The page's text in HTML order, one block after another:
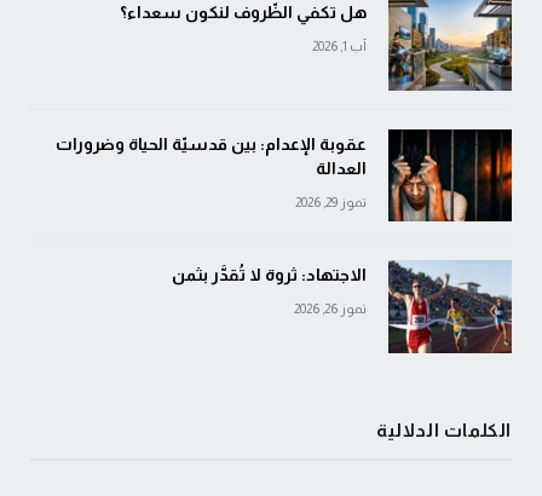
هل تكفي الظّروف لنكون سعداء؟
آب 1, 2026
عقوبة الإعدام: بين قدسيّة الحياة وضرورات
العدالة
تموز 29, 2026
الاجتهاد: ثروة لا تُقدَّر بثمن
تموز 26, 2026
الكلمات الدلالية